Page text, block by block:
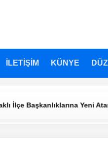
İLETİŞİM KÜNYE
Yeni Atamalar •